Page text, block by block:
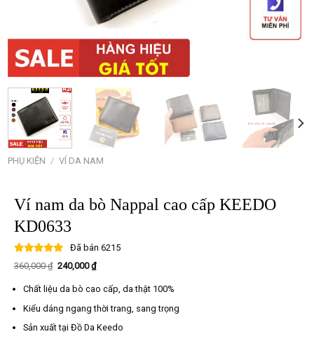
PHỤ KIỆN / VÍ DA NAM
Ví nam da bò Nappal cao cấp KEEDO
KD0633
Đã bán 6215
360,000₫ Giá
360,000 ₫.
240,000₫Giá
hiện
là:
Chất liệu da bò cao cấp, da thật 100%
Kiểu dáng ngang thời trang, sang trọng
Sản xuất tại Đồ Da Keedo